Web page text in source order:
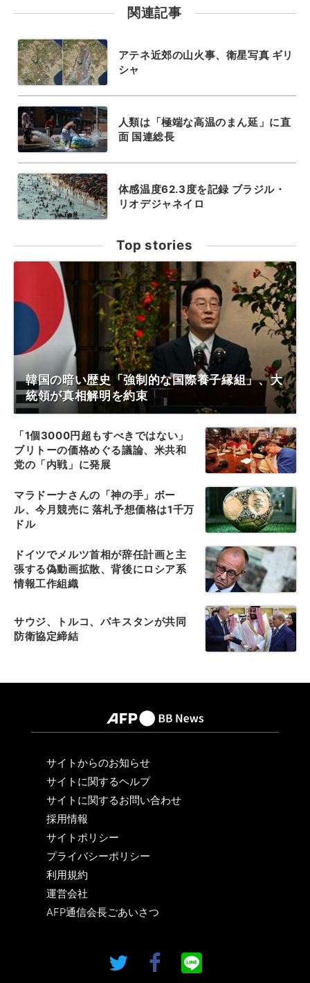
関連記事
アテネ近郊の山火事、衛星写真 ギリ
シャ
人類は「極端な高温のまん延」に直
面 国連総長
体感温度62.3度を記録 ブラジル・
リオデジャネイロ
Top stories
韓国の暗い歴史「強制的な国際養子縁組」、大
統領が真相解明を約束
「1個3000円超もすべきではない」
ブリトーの価格めぐる議論、米共和
党の「内戦」に発展
マラドーナさんの「神の手」ボー
ル、今月競売に 落札予想価格は1千万
ドル
ドイツでメルツ首相が辞任計画と主
張する偽動画拡散、背後にロシア系
情報工作組織
サウジ、トルコ、パキスタンが共同
防衛協定締結
サイトからのお知らせ
サイトに関するヘルプ
サイトに関するお問い合わせ
採用情報
サイトポリシー
プライバシーポリシー
利用規約
運営会社
AFP通信会長ごあいさつ